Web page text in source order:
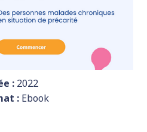
: 2022
: Ebook